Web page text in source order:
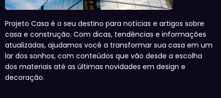
Projeto Casa é o seu destino para notícias e artigos sobre
casa e construção. Com dicas, tendências e informações
atualizadas, ajudamos você a transformar sua casa em um
lar dos sonhos, com conteúdos que vão desde a escolha
dos materiais até as últimas novidades em design e
decoração.